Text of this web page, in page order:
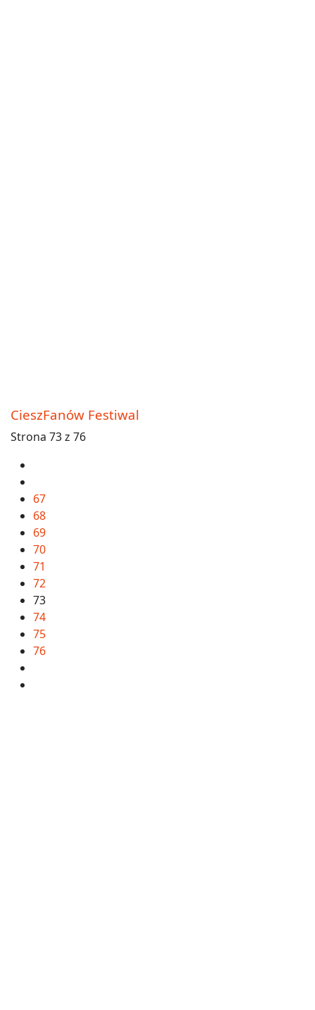
CieszFanów Festiwal
Strona 73 z 76
67
68
69
70
71
72
73
74
75
76